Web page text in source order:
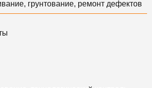
грунтование, ремонт дефектов